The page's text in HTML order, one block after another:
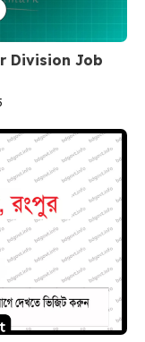
Division Job